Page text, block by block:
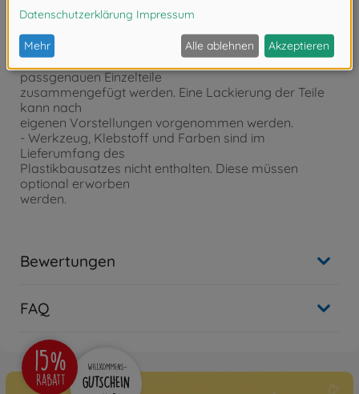
bzw. bebilderten Aufbauanleitung begleitet. Die
Aufbauanleitung
ist selbstverständlich im Lieferumfang enthalten.
- Auf Basis der Aufbauanleitung müssen die
passgenauen Einzelteile
zusammengefügt werden. Eine Lackierung der Teile
kann nach
eigenen Vorstellungen vorgenommen werden.
- Werkzeug, Klebstoff und Farben sind im
Lieferumfang des
Plastikbausatzes nicht enthalten. Diese müssen
optional erworben
werden.
Bewertungen
FAQ